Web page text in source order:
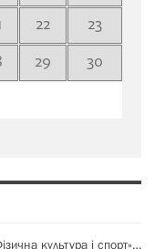
22
23
29
30
культура і спорт»…